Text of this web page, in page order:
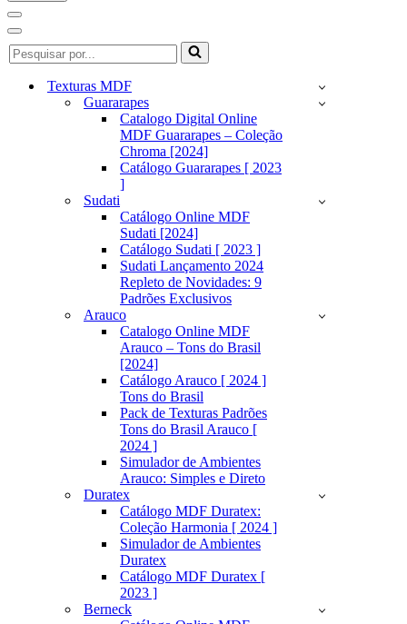
Menu
de
navegação
Menu
de
navegação
Pesquisar
por...
Texturas MDF
Guararapes
Catalogo Digital Online
MDF Guararapes – Coleção
Chroma [2024]
Catálogo Guararapes [ 2023
]
Sudati
Catálogo Online MDF
Sudati [2024]
Catálogo Sudati [ 2023 ]
Sudati Lançamento 2024
Repleto de Novidades: 9
Padrões Exclusivos
Arauco
Catalogo Online MDF
Arauco – Tons do Brasil
[2024]
Catálogo Arauco [ 2024 ]
Tons do Brasil
Pack de Texturas Padrões
Tons do Brasil Arauco [
2024 ]
Simulador de Ambientes
Arauco: Simples e Direto
Duratex
Catálogo MDF Duratex:
Coleção Harmonia [ 2024 ]
Simulador de Ambientes
Duratex
Catálogo MDF Duratex [
2023 ]
Berneck